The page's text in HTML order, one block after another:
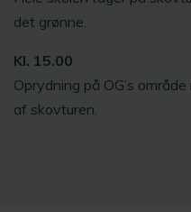
det grønne.
Kl. 15.00
Oprydning på OG’s
af skovturen.